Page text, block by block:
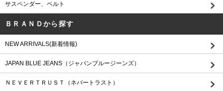
サスペンダー、ベルト
ＢＲＡＮＤから探す
NEW ARRIVALS(新着情報)
JAPAN BLUE JEANS（ジャパンブルージーンズ）
ＮＥＶＥＲＴＲＵＳＴ（ネバートラスト）